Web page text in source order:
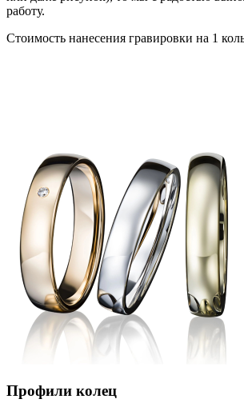
работу.
Стоимость нанесения гравировки на 1
Профили колец